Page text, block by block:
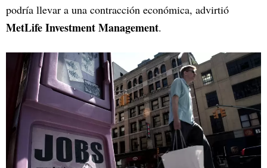
podría llevar a una contracción económica, advirtió
MetLife Investment Management.